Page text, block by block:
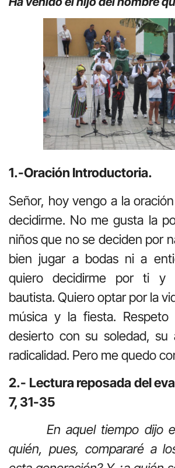
1.-Oración Introductoria.
Señor, hoy vengo a la
decidirme. No me gusta la
niños que no se deciden por
bien jugar a bodas ni a
quiero decidirme por ti y
bautista. Quiero optar por la
música y la fiesta.
desierto con su soledad, su
radicalidad. Pero me quedo
2.- Lectura reposada del
7, 31-35
En aquel tiempo dijo
quién, pues, compararé a